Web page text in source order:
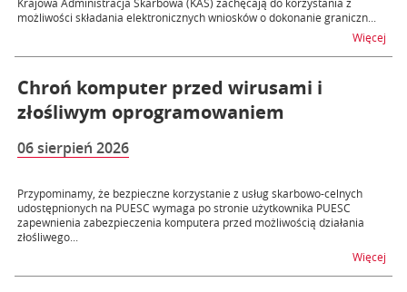
możliwości składania elektronicznych wniosków o dokonanie graniczn...
Więcej
Chroń komputer przed wirusami i
złośliwym oprogramowaniem
06 sierpień 2026
Przypominamy, że bezpieczne korzystanie z usług skarbowo-celnych
udostępnionych na PUESC wymaga po stronie użytkownika PUESC
zapewnienia zabezpieczenia komputera przed możliwością działania
złośliwego...
Więcej